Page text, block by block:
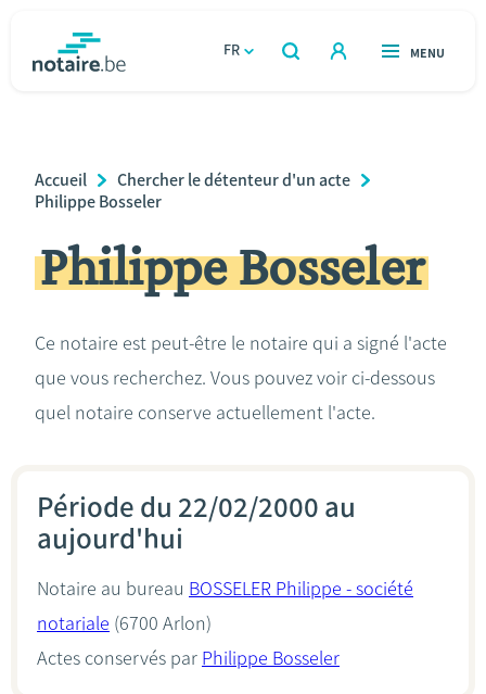
FR
OUVERT
RECHERCHER
OUVERT
MENU
Relations et vivre ensemble
Héritage et donations
Le notaire
Breadcrumb
Accueil
Chercher le détenteur d'un acte
Philippe Bosseler
Philippe Bosseler
Ce notaire est peut-être le notaire qui a signé l'acte
que vous recherchez. Vous pouvez voir ci-dessous
quel notaire conserve actuellement l'acte.
Période du 22/02/2000 au
aujourd'hui
Notaire au bureau BOSSELER Philippe - société
notariale (6700 Arlon)
Actes conservés par Philippe Bosseler